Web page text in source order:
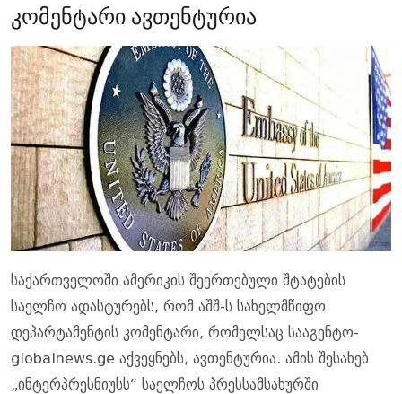
კომენტარი ავთენტურია
საქართველოში ამერიკის შეერთებული შტატების
საელჩო ადასტურებს, რომ აშშ-ს სახელმწიფო
დეპარტამენტის კომენტარი, რომელსაც სააგენტო­
globalnews.ge აქვეყნებს, ავთენტურია. ამის შესახებ
„ინტერპრესნიუსს“ საელჩოს პრესსამსახურში